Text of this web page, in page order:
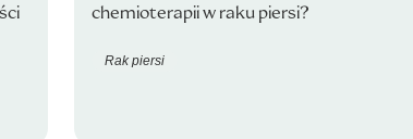
chemioterapii w raku piersi?
Rak piersi